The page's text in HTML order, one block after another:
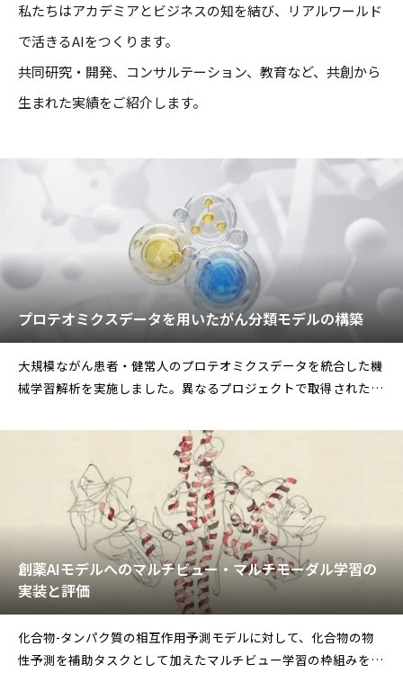
私たちはアカデミアとビジネスの知を結び、リアルワールド
で活きるAIをつくります。
共同研究・開発、コンサルテーション、教育など、共創から
生まれた実績をご紹介します。
プロテオミクスデータを用いたがん分類モデルの構築
大規模ながん患者・健常人のプロテオミクスデータを統合した機
械学習解析を実施しました。異なるプロジェクトで取得された2
創薬AIモデルへのマルチビュー・マルチモーダル学習の
実装と評価
化合物-タンパク質の相互作用予測モデルに対して、化合物の物
性予測を補助タスクとして加えたマルチビュー学習の枠組みを実